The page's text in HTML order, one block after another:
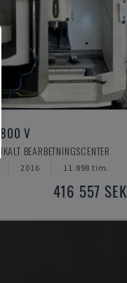
V
BEARBETNINGSCENTER
2016 11.898 tim.
416 557 SEK